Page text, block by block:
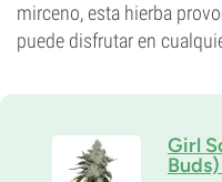
mirceno, esta hierba
puede disfrutar en
Girl